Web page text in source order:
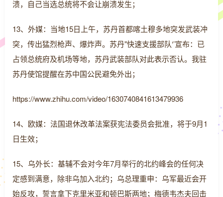
溃，自己当选总统将不会让崩溃发生；
13、外媒：当地15日上午，苏丹首都喀土穆多地突发武装冲
突，传出猛烈枪声、爆炸声。苏丹"快速支援部队‘’宣布：已
占领总统府及机场等地，苏丹武装部队对此表示否认。我驻
苏丹使馆提醒在苏中国公民避免外出；
https://www.zhihu.com/video/1630740841613479936
14、欧媒：法国退休改革法案获宪法委员会批准，将于9月1
日生效；
15、乌外长：基辅不会对今年7月举行的北约峰会的任何决
定感到满意，除非乌加入北约；乌总理重申：乌军最近会开
始反攻，誓言拿下克里米亚和顿巴斯两地；梅德韦杰夫回击